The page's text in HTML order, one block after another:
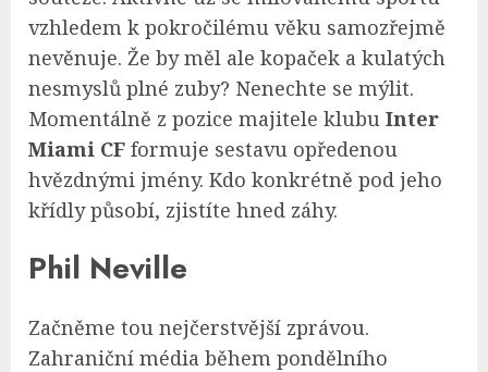
vzhledem k pokročilému věku samozřejmě
nevěnuje. Že by měl ale kopaček a kulatých
nesmyslů plné zuby? Nenechte se mýlit.
Momentálně z pozice majitele klubu Inter
Miami CF formuje sestavu opředenou
hvězdnými jmény. Kdo konkrétně pod jeho
křídly působí, zjistíte hned záhy.
Phil Neville
Začněme tou nejčerstvější zprávou.
Zahraniční média během pondělního